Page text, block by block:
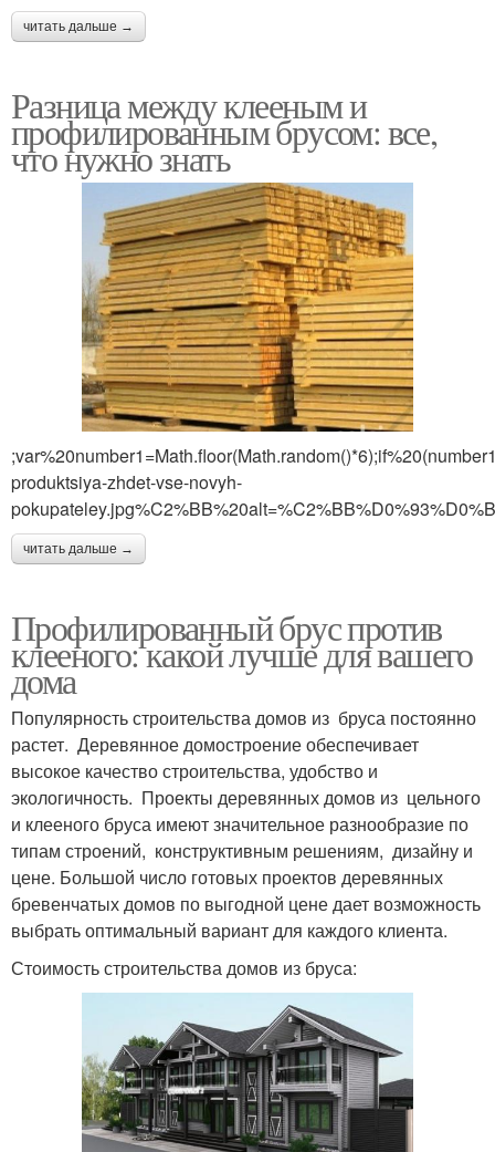
читать дальше →
Разница между клееным и
профилированным брусом: все,
что нужно знать
produktsiya-zhdet-vse-novyh-
читать дальше →
Профилированный брус против
клееного: какой лучше для вашего
дома
Популярность строительства домов из бруса постоянно
растет. Деревянное домостроение обеспечивает
высокое качество строительства, удобство и
экологичность. Проекты деревянных домов из цельного
и клееного бруса имеют значительное разнообразие по
типам строений, конструктивным решениям, дизайну и
цене. Большой число готовых проектов деревянных
бревенчатых домов по выгодной цене дает возможность
выбрать оптимальный вариант для каждого клиента.
Стоимость строительства домов из бруса: